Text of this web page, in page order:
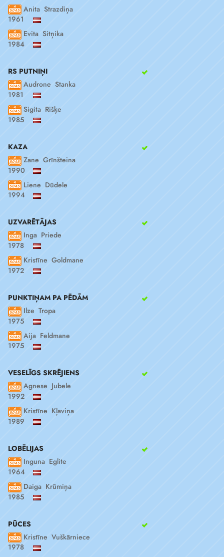
Anita Strazdiņa
1961
Evita Sitņika
1984
RS PUTNIŅI
Audrone Stanka
1981
Sigita Rišķe
1985
KAZA
Zane Grīnšteina
1990
Liene Dūdele
1994
UZVARĒTĀJAS
Inga Priede
1978
Kristīne Goldmane
1972
PUNKTIŅAM PA PĒDĀM
Ilze Tropa
1975
Aija Feldmane
1975
VESELĪGS SKRĒJIENS
Agnese Jubele
1992
Kristīne Kļaviņa
1989
LOBĒLIJAS
Inguna Eglite
1964
Daiga Krūmiņa
1985
PŪCES
Kristīne Vuškārniece
1978